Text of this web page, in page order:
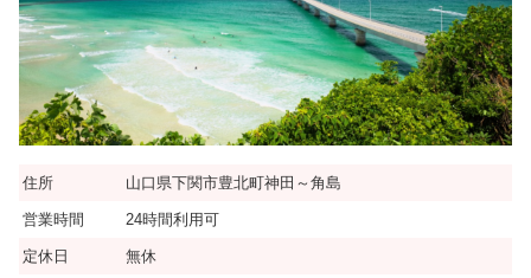
住所 山口県下関市豊北町神田～角島
営業時間 24時間利用可
定休日 無休